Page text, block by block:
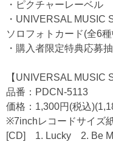
・ピクチャーレーベル
・UNIVERSAL MUSIC
ソロフォトカード(全6
・購入者限定特典応募
【UNIVERSAL MUSIC
品番：PDCN-5113
価格：1,300円(税込
※7inchレコードサイズ
[CD] 1. Lucky 2. Be